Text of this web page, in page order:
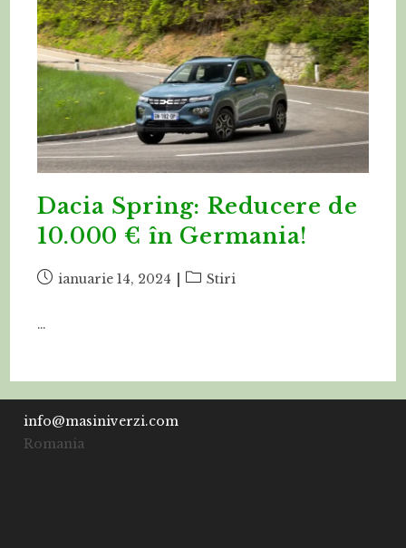
Dacia Spring: Reducere de
10.000 € în Germania!
Postianuarie 14, 2024
PostStiri
…
info@masiniverzi.com
Romania